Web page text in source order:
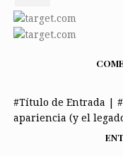
#Título de Entrada |
apariencia (y el